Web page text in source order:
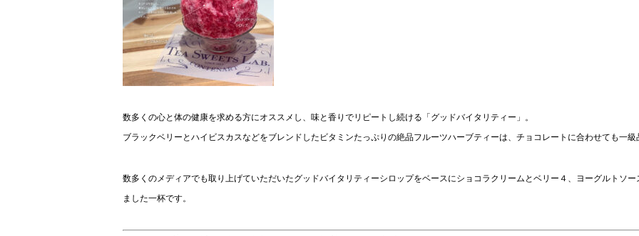
数多くの心と体の健康を求める方にオススメし、味と香りでリピートし続ける「グッドバイタリティー」。
ブラックベリーとハイビスカスなどをブレンドしたビタミンたっぷりの絶品フルーツハーブティーは、チョコレートに合わせても一級
数多くのメディアでも取り上げていただいたグッドバイタリティーシロップをベースにショコラクリームとベリー４、ヨーグルトソ
ました一杯です。